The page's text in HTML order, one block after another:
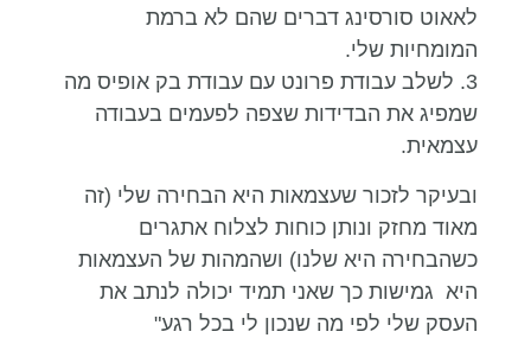
לאאוט סורסינג דברים שהם לא ברמת
המומחיות שלי.
3. לשלב עבודת פרונט עם עבודת בק אופיס מה
שמפיג את הבדידות שצפה לפעמים בעבודה
עצמאית.
ובעיקר לזכור שעצמאות היא הבחירה שלי (זה
מאוד מחזק ונותן כוחות לצלוח אתגרים
כשהבחירה היא שלנו) ושהמהות של העצמאות
היא גמישות כך שאני תמיד יכולה לנתב את
העסק שלי לפי מה שנכון לי בכל רגע"